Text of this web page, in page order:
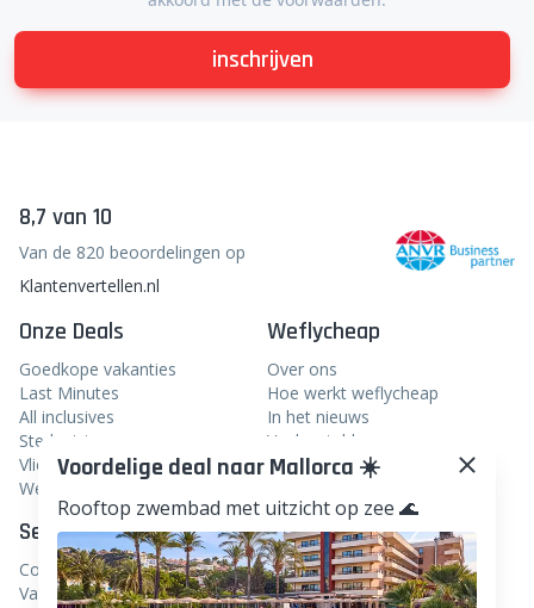
Mis nooit meer een topdeal!
Door je in te schrijven bevestig je dat je de nieuwsbrief
van weflycheap wil ontvangen in je inbox en ga je
akkoord met de voorwaarden.
inschrijven
8,7 van 10
Van de 820 beoordelingen op
Klantenvertellen.nl
Onze Deals Weflycheap
Voordelige deal naar Mallorca ☀️
Rooftop zwembad met uitzicht op zee 🌊